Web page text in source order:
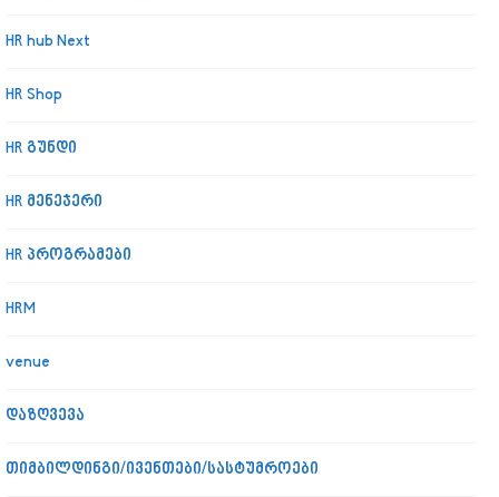
HR hub Next
HR Shop
HR გუნდი
HR მენეჯერი
HR პროგრამები
HRM
venue
დაზღვევა
თიმბილდინგი/ივენთები/სასტუმროები